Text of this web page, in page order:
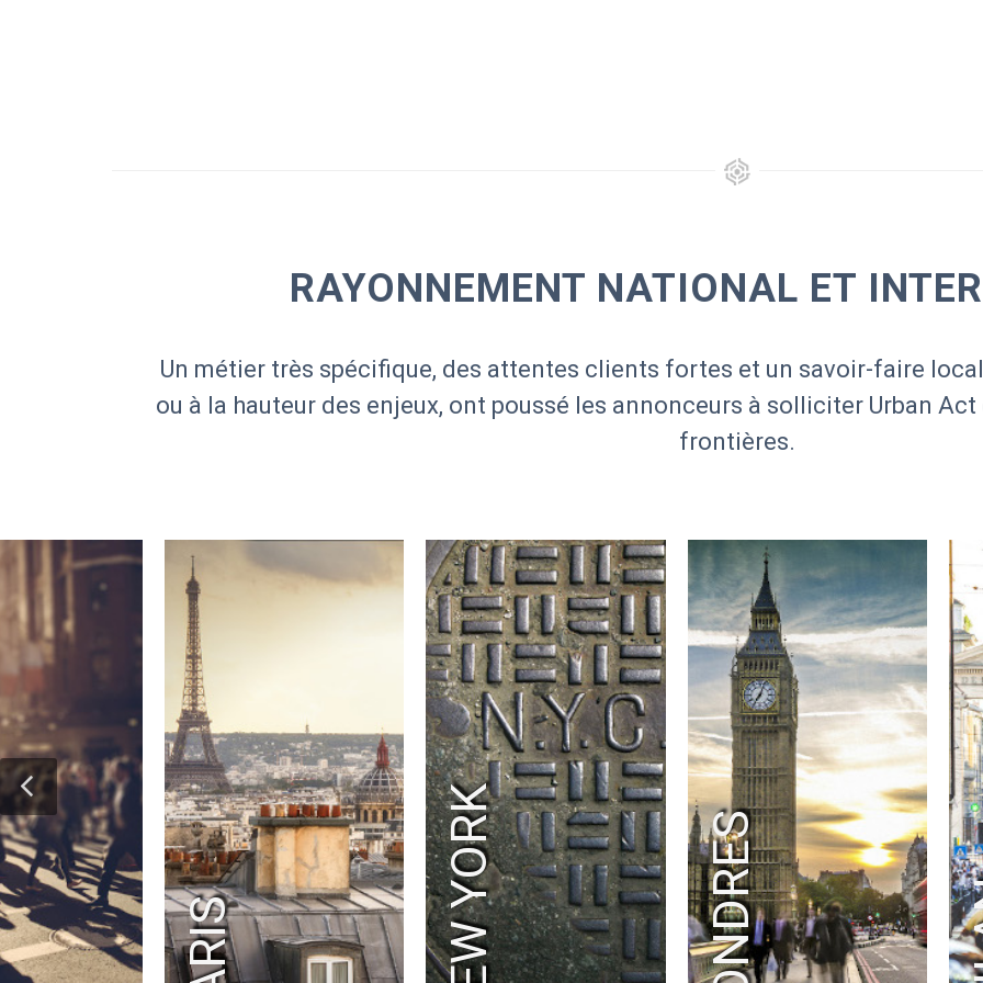
RAYONNEMENT NATIONAL ET
Un métier très spécifique, des attentes clients fortes et un savoir-faire
ou à la hauteur des enjeux, ont poussé les annonceurs à solliciter Urban
frontières.
NEW YORK LONDRES